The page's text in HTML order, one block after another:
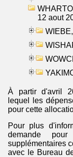
12 aout
À partir d'avril
lequel les
pour cette
Pour plus
demande
supplémentaires
avec le Bureau